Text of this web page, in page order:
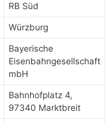
RB Süd
Würzburg
Bayerische
Eisenbahngesellschaft
mbH
Bahnhofplatz 4,
97340 Marktbreit